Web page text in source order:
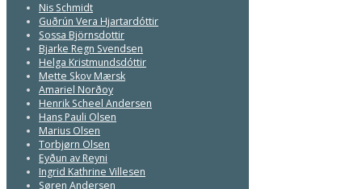
Nis Schmidt
Guðrún Vera Hjartardóttir
Sossa Björnsdottir
Bjarke Regn Svendsen
Helga Kristmundsdóttir
Mette Skov Mærsk
Amariel Norðoy
Henrik Scheel Andersen
Hans Pauli Olsen
Marius Olsen
Torbjørn Olsen
Eyðun av Reyni
Ingrid Kathrine Villesen
Søren Andersen